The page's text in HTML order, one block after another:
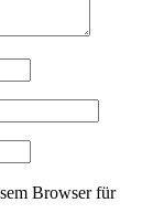
Browser für